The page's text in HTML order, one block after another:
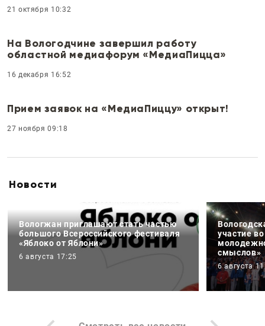
21 октября 10:32
На Вологодчине завершил работу
областной медиафорум «МедиаПицца»
16 декабря 16:52
Прием заявок на «МедиаПиццу» открыт!
27 ноября 09:18
Новости
Вологжан приглашают стать частью
большого Всероссийского фестиваля
«Яблоко от Яблони»
6 августа 17:25
участие
смыслов»
6 августа